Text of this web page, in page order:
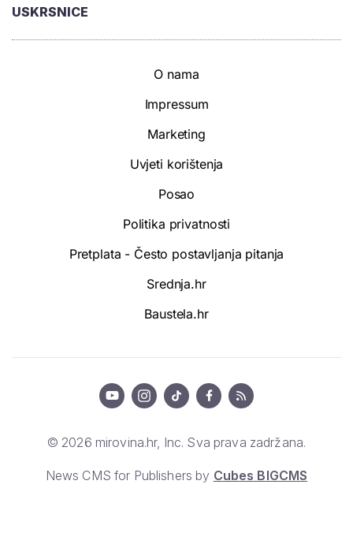
USKRSNICE
O nama
Impressum
Marketing
Uvjeti korištenja
Posao
Politika privatnosti
Pretplata - Često postavljanja pitanja
Srednja.hr
Baustela.hr
© 2026 mirovina.hr, Inc. Sva prava zadržana.
News CMS for Publishers by Cubes BIGCMS